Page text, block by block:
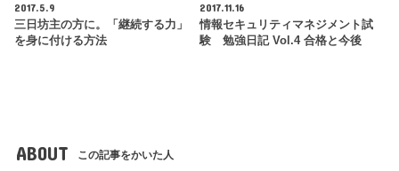
2017.5.9
三日坊主の方に。「継続する力」
を身に付ける方法
2017.11.16
情報セキュリティマネジメント試
験 勉強日記 Vol.4 合格と今後
ABOUT この記事をかいた人